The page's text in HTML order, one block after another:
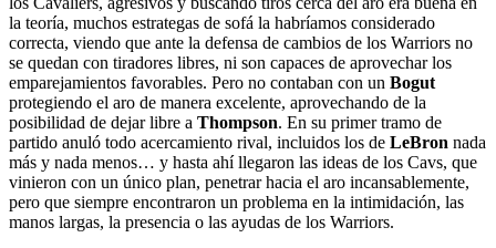
la teoría, muchos estrategas de sofá la habríamos considerado
correcta, viendo que ante la defensa de cambios de los Warriors no
se quedan con tiradores libres, ni son capaces de aprovechar los
emparejamientos favorables. Pero no contaban con un Bogut
protegiendo el aro de manera excelente, aprovechando de la
posibilidad de dejar libre a Thompson. En su primer tramo de
partido anuló todo acercamiento rival, incluidos los de LeBron nada
más y nada menos… y hasta ahí llegaron las ideas de los Cavs, que
vinieron con un único plan, penetrar hacia el aro incansablemente,
pero que siempre encontraron un problema en la intimidación, las
manos largas, la presencia o las ayudas de los Warriors.